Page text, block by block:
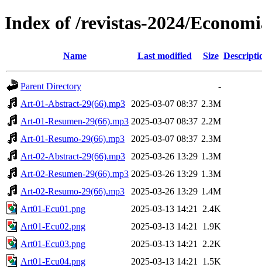
Index of /revistas-2024/
Name Last modified Size
Parent Directory
-
Art-01-Abstract-29(66).mp3
2025-03-07 08:37 2.3M
Art-01-Resumen-29(66).mp3 2025-03-07 08:37 2.2M
Art-01-Resumo-29(66).mp3
2025-03-07 08:37 2.3M
Art-02-Abstract-29(66).mp3
2025-03-26 13:29 1.3M
Art-02-Resumen-29(66).mp3 2025-03-26 13:29 1.3M
Art-02-Resumo-29(66).mp3
2025-03-26 13:29 1.4M
Art01-Ecu01.png
2025-03-13 14:21
2.4K
Art01-Ecu02.png
2025-03-13 14:21
1.9K
Art01-Ecu03.png
2025-03-13 14:21
2.2K
Art01-Ecu04.png
2025-03-13 14:21
1.5K